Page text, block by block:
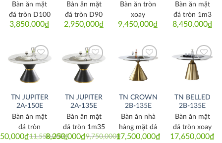
3,850,000₫
Bàn ăn mặt
đá tròn D100
2,950,000₫
Bàn ăn mặt
đá tròn D90
9,450,000₫
Bàn ăn tròn
xoay
8,450,000₫
Bàn ăn mặt
đá tròn 1m3
Thích
TN JUPITER
2A-150E
11,550,000₫
Original
₫Current
Bàn ăn mặt
đá tròn
Thích
TN JUPITER
2A-135E
9,750,000₫
Original
8,250,000₫Current
Bàn ăn mặt
đá tròn 1m35
Thích
TN CROWN
2B-135E
17,500,000₫
Bàn ăn nhà
hàng mặt đá
Thích
TN BELLED
2B-135E
17,650,000₫
Bàn ăn mặt
đá tròn xoay